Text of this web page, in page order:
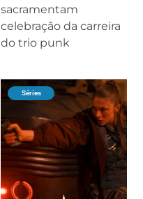
sacramentam
celebração da carreira
do trio punk
Séries